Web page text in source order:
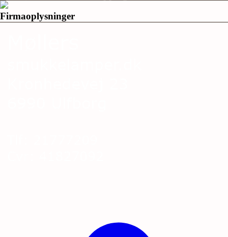
Firmaoplysninger